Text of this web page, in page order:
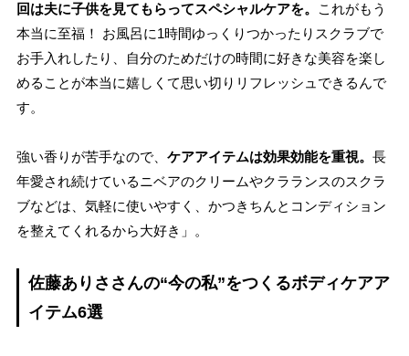
回は夫に子供を見てもらってスペシャルケアを。
これがもう
本当に至福！ お風呂に1時間ゆっくりつかったりスクラブで
お手入れしたり、自分のためだけの時間に好きな美容を楽し
めることが本当に嬉しくて思い切りリフレッシュできるんで
す。
強い香りが苦手なので、 ケアアイテムは効果効能を重視。 長
年愛され続けているニベアのクリームやクラランスのスクラ
ブなどは、気軽に使いやすく、かつきちんとコンディション
を整えてくれるから大好き」。
佐藤ありささんの“今の私”をつくるボディケアア
イテム6選